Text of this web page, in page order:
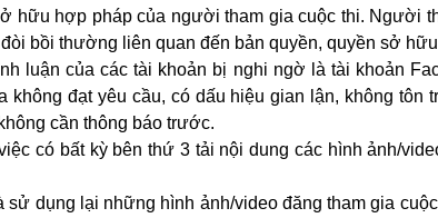
hữu hợp pháp của người tham gia cuộc thi. Người
bồi thường liên quan đến bản quyền, quyền sở
luận của các tài khoản bị nghi ngờ là tài khoản
không đạt yêu cầu, có dấu hiệu gian lận, không tôn
cần thông báo trước.
có bất kỳ bên thứ 3 tải nội dung các hình ảnh/
dụng lại những hình ảnh/video đăng tham gia